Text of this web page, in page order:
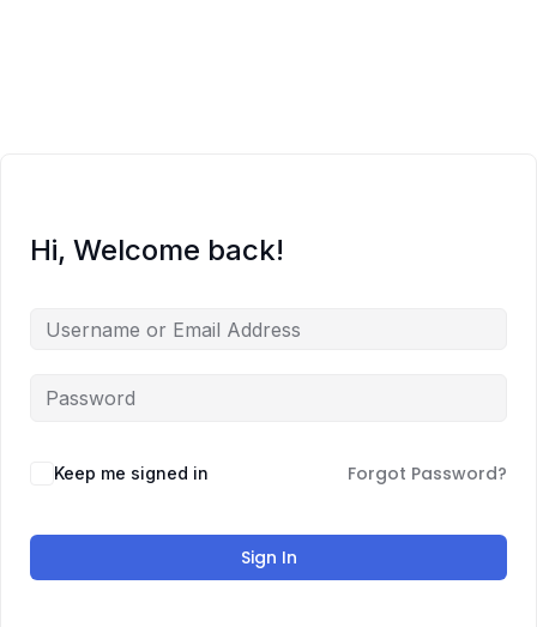
Besplatno
Blog
Zakaži sesiju
Hi, Welcome back!
Keep me signed in Forgot Password?
Sign In